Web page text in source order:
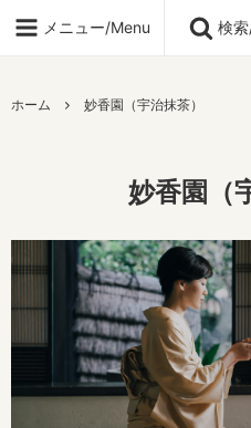
メニュー/Menu 検
ホーム 妙香園（宇治抹茶）
妙香園（